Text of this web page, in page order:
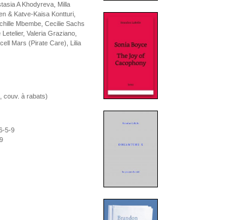
A Khodyreva, Milla
& Katve-Kaisa Kontturi,
Mbembe, Cecilie Sachs
Valeria Graziano,
Mars (Pirate Care), Lilia
couv. à rabats)
5-9